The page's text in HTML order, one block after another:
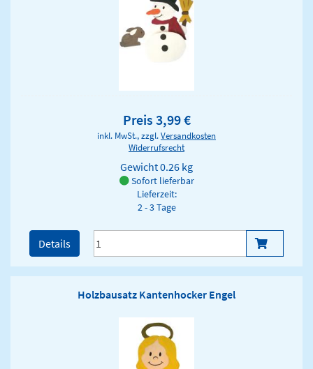
Preis 3,99 €
inkl. MwSt., zzgl.Versandkosten
Widerrufsrecht
Gewicht0.26 kg
Sofort lieferbar
Lieferzeit:
2 - 3 Tage
Details
Holzbausatz Kantenhocker Engel